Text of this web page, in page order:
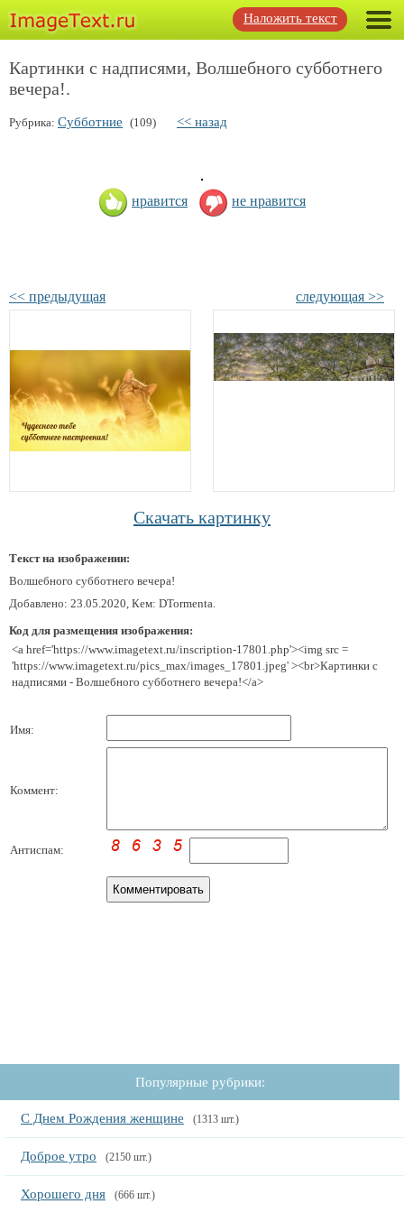
Наложить текст
Картинки с надписями, Волшебного субботнего
вечера!.
Рубрика: Субботние (109) << назад
нравится не нравится
<< предыдущая следующая >>
Скачать картинку
Текст на изображении:
Волшебного субботнего вечера!
Добавлено: 23.05.2020, Кем: DTormenta.
Код для размещения изображения:
<a href='https://www.imagetext.ru/inscription-17801.php'><img src =
'https://www.imagetext.ru/pics_max/images_17801.jpeg' ><br>Картинки с
надписями - Волшебного субботнего вечера!</a>
Имя:
Коммент:
Антиспам:
Популярные рубрики:
С Днем Рождения женщине (1313 шт.)
Доброе утро (2150 шт.)
Хорошего дня (666 шт.)